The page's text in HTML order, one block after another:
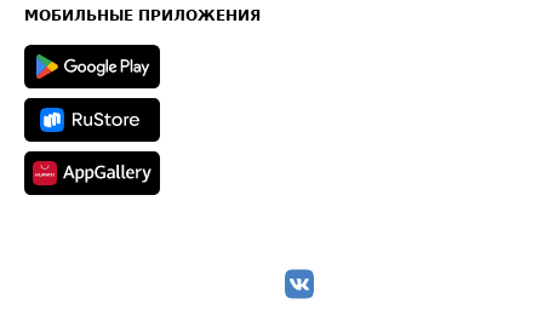
Техническая информация
МОБИЛЬНЫЕ ПРИЛОЖЕНИЯ